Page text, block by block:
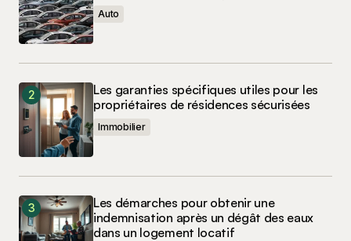
Auto
Les garanties spécifiques utiles pour les
propriétaires de résidences sécurisées
Immobilier
Les démarches pour obtenir une
indemnisation après un dégât des eaux
dans un logement locatif